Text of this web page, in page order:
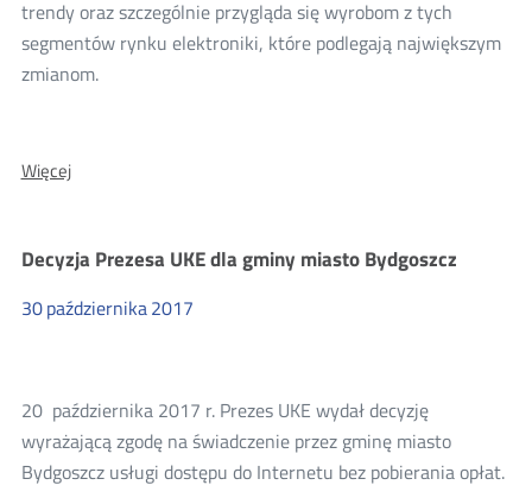
trendy oraz szczególnie przygląda się wyrobom z tych
segmentów rynku elektroniki, które podlegają największym
zmianom.
WięcejO:
i
notebooków
Decyzja Prezesa UKE dla gminy miasto Bydgoszcz
30października2017
20 października 2017 r. Prezes UKE wydał decyzję
wyrażającą zgodę na świadczenie przez gminę miasto
Bydgoszcz usługi dostępu do Internetu bez pobierania opłat.